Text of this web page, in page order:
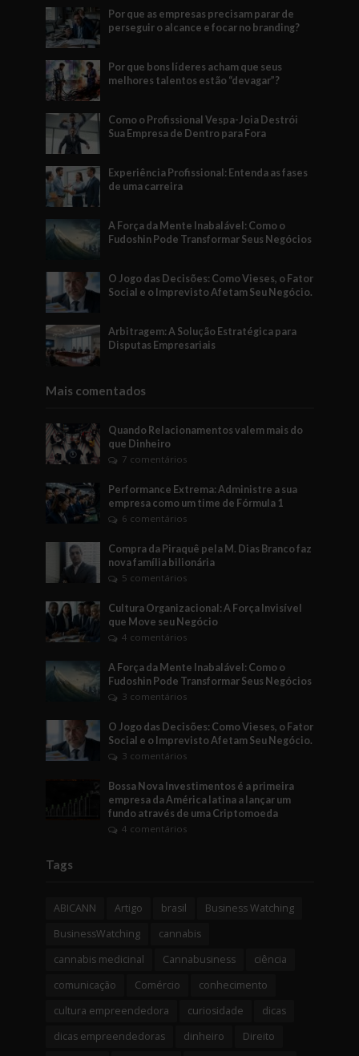
Por que as empresas precisam parar de
perseguir o alcance e focar no branding?
Por que bons líderes acham que seus
melhores talentos estão “devagar”?
Como o Profissional Vespa-Joia Destrói
Sua Empresa de Dentro para Fora
Experiência Profissional: Entenda as fases
de uma carreira
A Força da Mente Inabalável: Como o
Fudoshin Pode Transformar Seus Negócios
O Jogo das Decisões: Como Vieses, o Fator
Social e o Imprevisto Afetam Seu Negócio.
Arbitragem: A Solução Estratégica para
Disputas Empresariais
Mais comentados
Quando Relacionamentos valem mais do
que Dinheiro
7 comentários
Performance Extrema: Administre a sua
empresa como um time de Fórmula 1
6 comentários
Compra da Piraquê pela M. Dias Branco faz
nova família bilionária
5 comentários
Cultura Organizacional: A Força Invisível
que Move seu Negócio
4 comentários
A Força da Mente Inabalável: Como o
Fudoshin Pode Transformar Seus Negócios
3 comentários
O Jogo das Decisões: Como Vieses, o Fator
Social e o Imprevisto Afetam Seu Negócio.
3 comentários
Bossa Nova Investimentos é a primeira
empresa da América latina a lançar um
fundo através de uma Criptomoeda
4 comentários
Tags
ABICANN Artigo brasil
Business Watching
BusinessWatching
cannabis
cannabis medicinal
Cannabusiness
ciência
comunicação
Comércio
conhecimento
cultura empreendedora
curiosidade
dicas
dicas empreendedoras
dinheiro
Direito